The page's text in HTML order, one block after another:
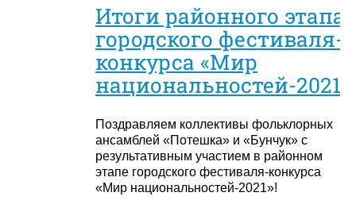
Итоги районного этапа
городского фестиваля-
конкурса «Мир
национальностей-2021»
Поздравляем коллективы фольклорных
ансамблей «Потешка» и «Бунчук» с
результативным участием в районном
этапе городского фестиваля-конкурса
«Мир национальностей-2021»!